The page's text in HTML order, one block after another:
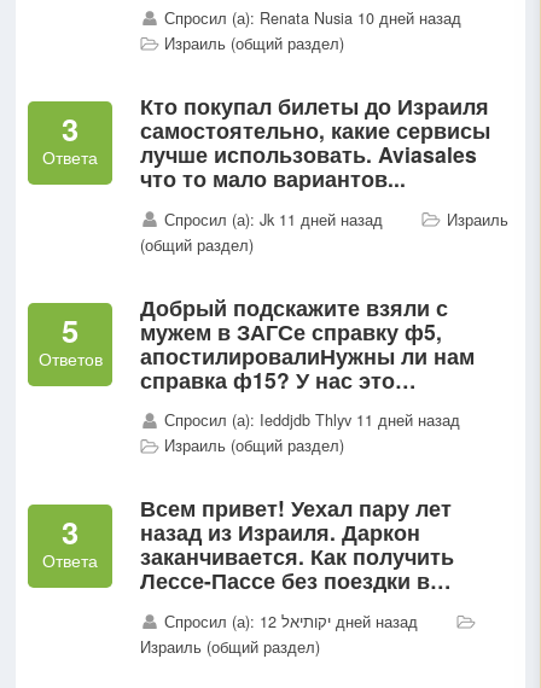
прилететь в Рим на три недели...
Спросил (а): Renata Nusia 10 дней назад
Израиль (общий раздел)
3
Ответа
Кто покупал билеты до Израиля
самостоятельно, какие сервисы
лучше использовать. Aviasales
что то мало вариантов...
Спросил (а): Jk 11 дней назад
Израиль
(общий раздел)
5
Ответов
Добрый подскажите взяли с
мужем в ЗАГСе справку ф5,
апостилировалиНужны ли нам
справка ф15? У нас это
дочь 16 лет нужно ли ей брать
справку...
Спросил (а): Ieddjdb Thlyv 11 дней назад
Израиль (общий раздел)
3
Ответа
Всем привет! Уехал пару лет
назад из Израиля. Даркон
заканчивается. Как получить
Лессе-Пассе без поездки в
Спросил (а): יקותיאל 12 дней назад
Израиль (общий раздел)